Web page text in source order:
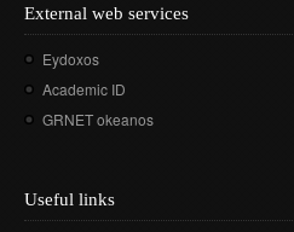
External web services
Eydoxos
Academic ID
GRNET okeanos
Useful links